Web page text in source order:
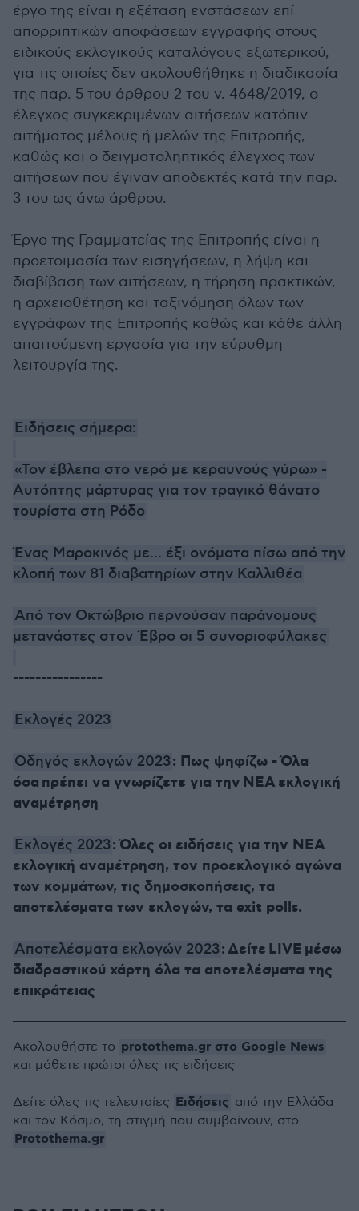
έργο της είναι η εξέταση ενστάσεων επί
απορριπτικών αποφάσεων εγγραφής στους
ειδικούς εκλογικούς καταλόγους εξωτερικού,
για τις οποίες δεν ακολουθήθηκε η διαδικασία
της παρ. 5 του άρθρου 2 του ν. 4648/2019, ο
έλεγχος συγκεκριμένων αιτήσεων κατόπιν
αιτήματος μέλους ή μελών της Επιτροπής,
καθώς και ο δειγματοληπτικός έλεγχος των
αιτήσεων που έγιναν αποδεκτές κατά την παρ.
3 του ως άνω άρθρου.
Έργο της Γραμματείας της Επιτροπής είναι η
προετοιμασία των εισηγήσεων, η λήψη και
διαβίβαση των αιτήσεων, η τήρηση πρακτικών,
η αρχειοθέτηση και ταξινόμηση όλων των
εγγράφων της Επιτροπής καθώς και κάθε άλλη
απαιτούμενη εργασία για την εύρυθμη
λειτουργία της.
Ειδήσεις σήμερα:
«Τον έβλεπα στο νερό με κεραυνούς γύρω» -
Αυτόπτης μάρτυρας για τον τραγικό θάνατο
τουρίστα στη Ρόδο
Ένας Μαροκινός με... έξι ονόματα πίσω από την
κλοπή των 81 διαβατηρίων στην Καλλιθέα
Από τον Οκτώβριο περνούσαν παράνομους
μετανάστες στον Έβρο οι 5 συνοριοφύλακες
----------------
Εκλογές 2023
Οδηγός εκλογών 2023: Πως ψηφίζω - Όλα
όσα πρέπει να γνωρίζετε για την ΝΕΑ εκλογική
αναμέτρηση
Εκλογές 2023: Όλες οι ειδήσεις για την ΝΕΑ
εκλογική αναμέτρηση, τον προεκλογικό αγώνα
των κομμάτων, τις δημοσκοπήσεις, τα
αποτελέσματα των εκλογών, τα exit polls.
Αποτελέσματα εκλογών 2023: Δείτε LIVE μέσω
διαδραστικού χάρτη όλα τα αποτελέσματα της
επικράτειας
Ακολουθήστε το protothema.gr στο Google News
και μάθετε πρώτοι όλες τις ειδήσεις
Δείτε όλες τις τελευταίες Ειδήσεις από την Ελλάδα
και τον Κόσμο, τη στιγμή που συμβαίνουν, στο
Protothema.gr